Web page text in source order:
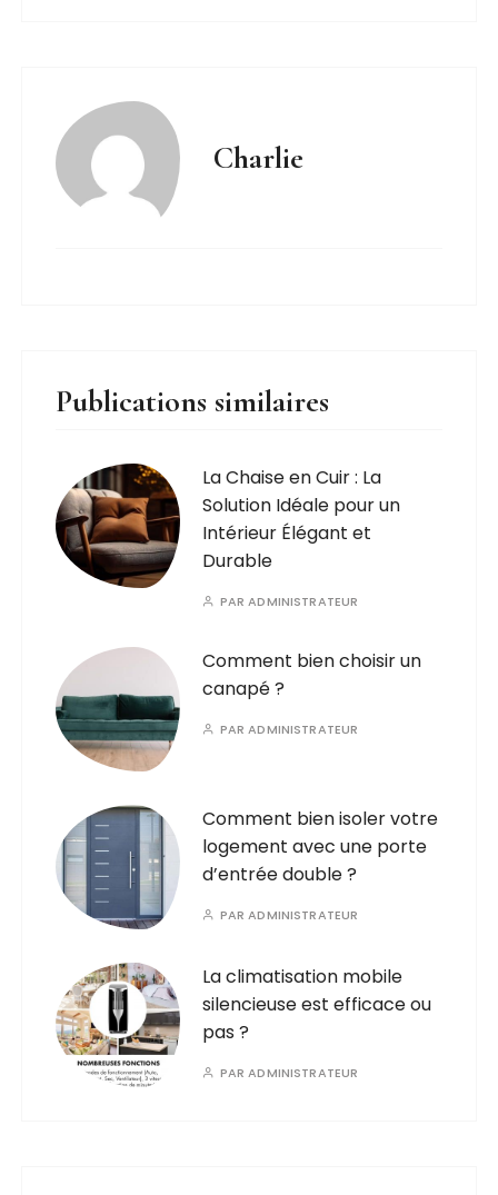
Charlie
Publications similaires
La Chaise en Cuir : La
Solution Idéale pour un
Intérieur Élégant et
Durable
PARADMINISTRATEUR
Comment bien choisir un
canapé ?
PARADMINISTRATEUR
Comment bien isoler votre
logement avec une porte
d’entrée double ?
PARADMINISTRATEUR
La climatisation mobile
silencieuse est efficace ou
pas ?
PARADMINISTRATEUR